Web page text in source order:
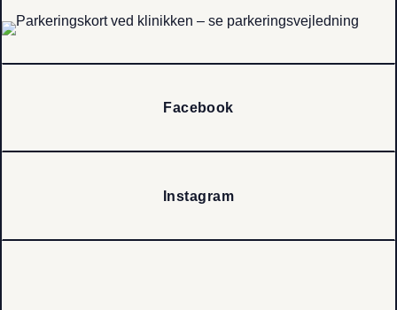
Facebook
Instagram